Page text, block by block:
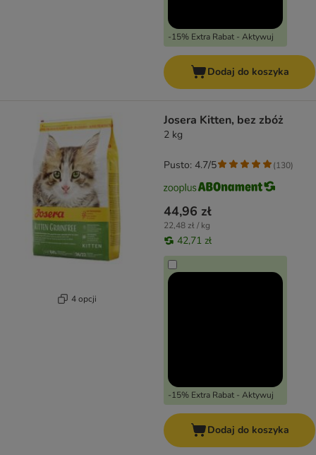
-15% Extra Rabat - Aktywuj
Dodaj do koszyka
4 opcji
Josera Kitten, bez zbóż
2 kg
44,96 zł
22,48 zł / kg
42,71 zł
-15% Extra Rabat - Aktywuj
Pusto: 4.7/5 (130)
Dodaj do koszyka